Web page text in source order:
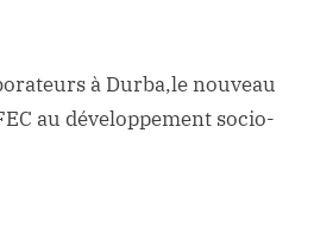
à Durba,le nouveau
au développement socio-